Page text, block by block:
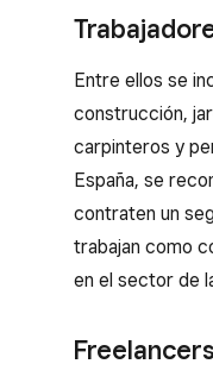
Entre ellos se
construcción,
carpinteros y
España, se
contraten un
trabajan como
en el sector de
Freelancers